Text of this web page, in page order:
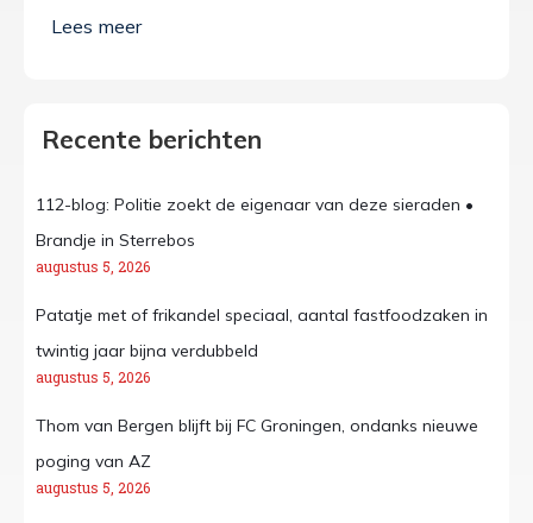
Recente berichten
112-blog: Politie zoekt de eigenaar van deze sieraden •
Brandje in Sterrebos
augustus 5, 2026
Patatje met of frikandel speciaal, aantal fastfoodzaken in
twintig jaar bijna verdubbeld
augustus 5, 2026
Thom van Bergen blijft bij FC Groningen, ondanks nieuwe
poging van AZ
augustus 5, 2026